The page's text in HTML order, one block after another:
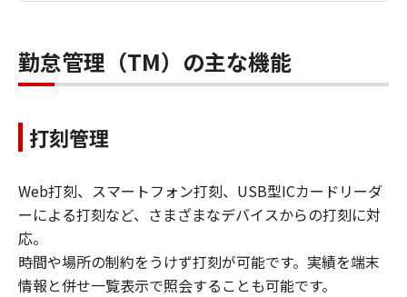
勤怠管理（TM）の主な機能
打刻管理
Web打刻、スマートフォン打刻、USB型ICカードリーダ
ーによる打刻など、さまざまなデバイスからの打刻に対
応。
時間や場所の制約をうけず打刻が可能です。実績を端末
情報と併せ一覧表示で照会することも可能です。